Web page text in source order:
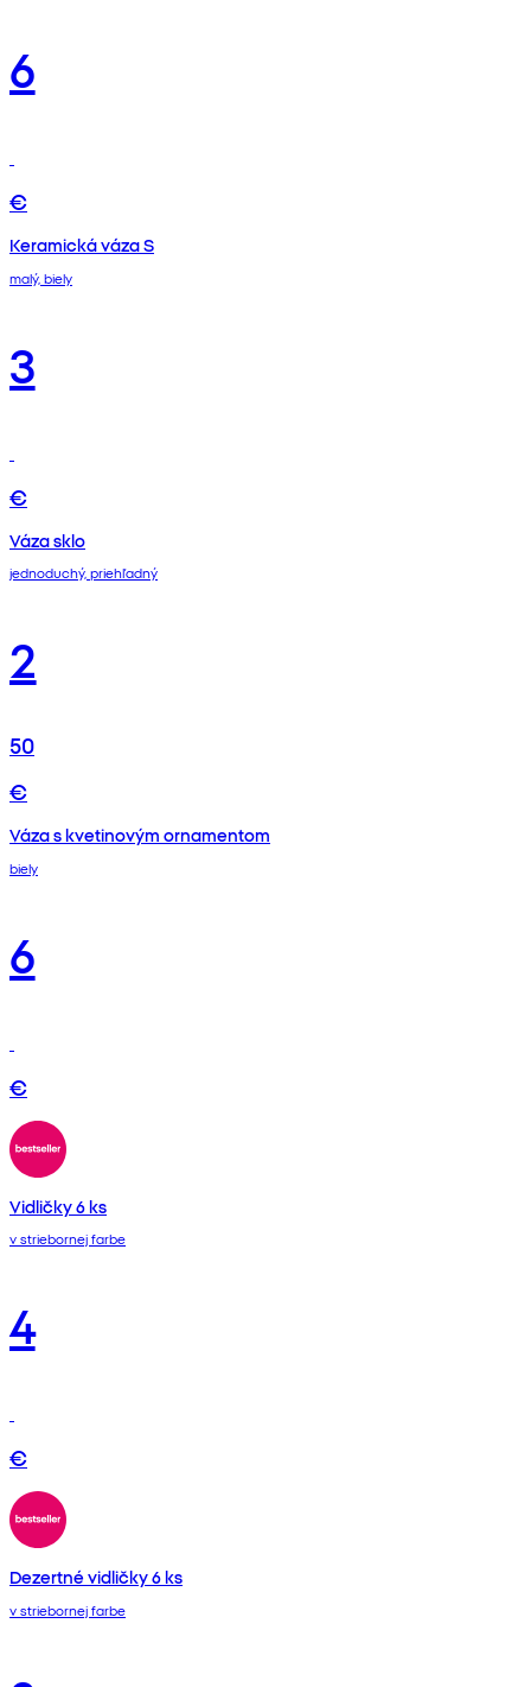
6
€
Keramická váza S
malý, biely
3
€
Váza sklo
jednoduchý, priehľadný
2
50
€
Váza s kvetinovým ornamentom
biely
6
€
Vidličky 6 ks
v striebornej farbe
4
€
Dezertné vidličky 6 ks
v striebornej farbe